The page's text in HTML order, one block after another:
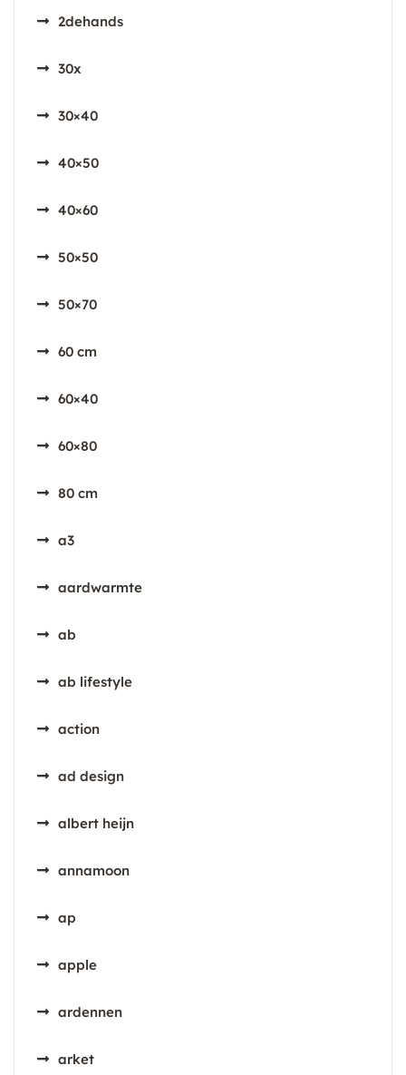
2dehands
30x
30×40
40×50
40×60
50×50
50×70
60 cm
60×40
60×80
80 cm
a3
aardwarmte
ab
ab lifestyle
action
ad design
albert heijn
annamoon
ap
apple
ardennen
arket